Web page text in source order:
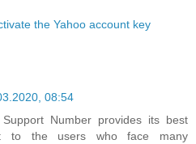
the Yahoo account key
08:54
Number provides its best
to the users who face many